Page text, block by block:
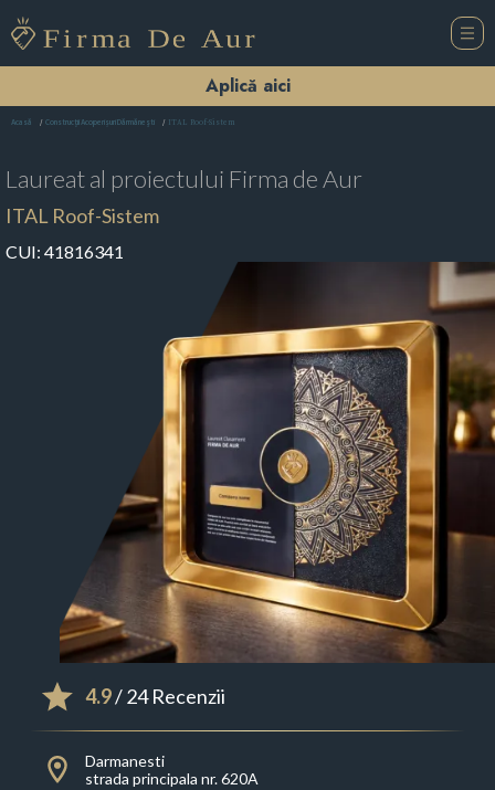
Aplică aici
Acasă Construcții Acoperișuri Dărmăneşti ITAL Roof-Sistem
Laureat al proiectului Firma de Aur
ITAL Roof-Sistem
CUI: 41816341
4.9/ 24 Recenzii
Darmanesti
strada principala nr. 620A